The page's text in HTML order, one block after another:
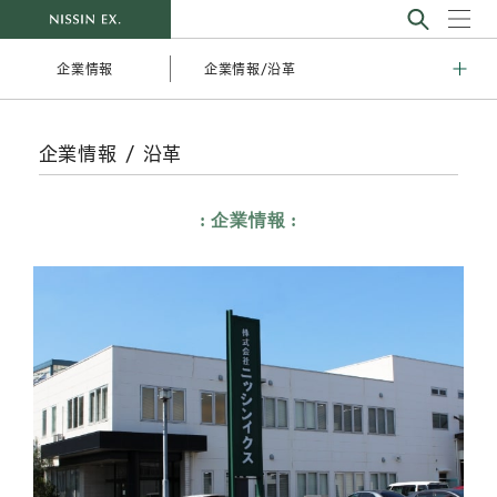
企業情報 企業情報/沿革
企業情報 / 沿革
企業情報